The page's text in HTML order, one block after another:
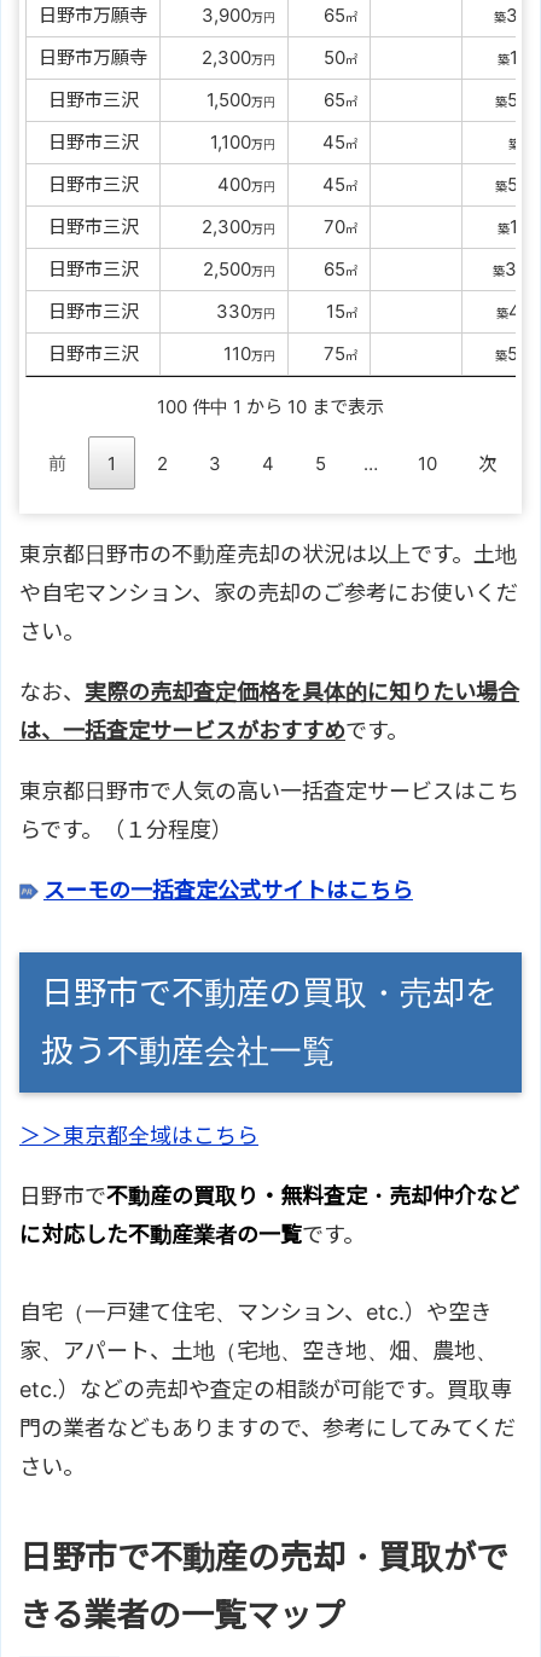
日野市万願寺 3,900万円 65㎡ 築32
日野市万願寺 2,300万円 50㎡ 築18
日野市三沢 1,500万円 65㎡ 築56
日野市三沢 1,100万円 45㎡ 築
日野市三沢 400万円 45㎡ 築56
日野市三沢 2,300万円 70㎡ 築18
日野市三沢 2,500万円 65㎡ 築33
日野市三沢 330万円 15㎡ 築41
日野市三沢 110万円 75㎡ 築56
100 件中 1 から 10 まで表示
前 1 2 3 4 5 … 10 次
東京都日野市の不動産売却の状況は以上です。土地
や自宅マンション、家の売却のご参考にお使いくだ
さい。
なお、 実際の売却査定価格を具体的に知りたい場合
は、一括査定サービスがおすすめです。
東京都日野市で人気の高い一括査定サービスはこち
らです。（１分程度）
スーモの一括査定公式サイトはこちら
日野市で不動産の買取・売却を
扱う不動産会社一覧
＞＞東京都全域はこちら
日野市で不動産の買取り・無料査定・売却仲介など
に対応した不動産業者の一覧です。
自宅（一戸建て住宅、マンション、etc.）や空き
家、アパート、土地（宅地、空き地、畑、農地、
etc.）などの売却や査定の相談が可能です。買取専
門の業者などもありますので、参考にしてみてくだ
さい。
日野市で不動産の売却・買取がで
きる業者の一覧マップ